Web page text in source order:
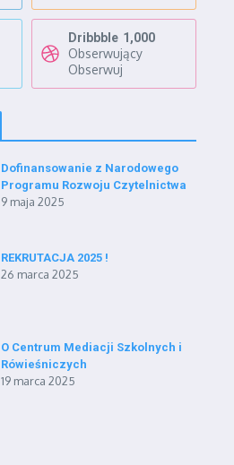
Dribbble 1,000
Obserwujący
Obserwuj
Dofinansowanie z Narodowego
Programu Rozwoju Czytelnictwa
9 maja 2025
REKRUTACJA 2025 !
26 marca 2025
O Centrum Mediacji Szkolnych i
Rówieśniczych
19 marca 2025